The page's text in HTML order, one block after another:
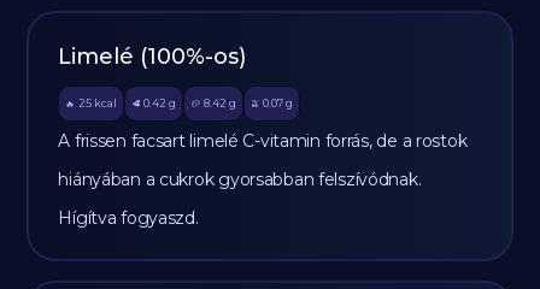
Limelé (100%-os)
🔥 25 kcal 🥩 0.42 g 🥔 8.42 g 🫒 0.07 g
A frissen facsart limelé C-vitamin forrás, de a rostok
hiányában a cukrok gyorsabban felszívódnak.
Hígítva fogyaszd.